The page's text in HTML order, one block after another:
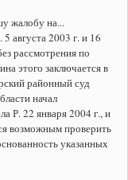
жалобу на...
августа 2003 г. и 16
рассмотрения по
этого заключается в
районный суд
начал
Р. 22 января 2004 г., и
возможным проверить
указанных